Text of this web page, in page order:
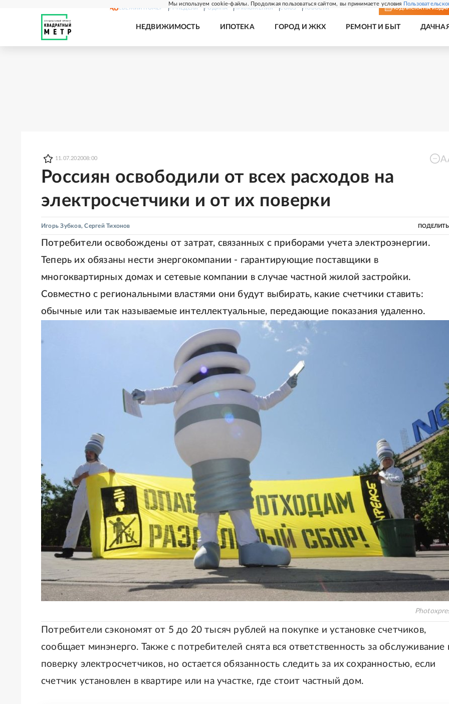
Мы используем cookie-файлы. Продолжая пользоваться сайтом, вы принимаете условия
СВЕЖИЙ НОМЕР РГ-НЕДЕЛЯ РОДИНА ПРИЛОЖЕНИЯ СОЮЗ НОВОСТИ ПОДПИСКА НА
НЕДВИЖИМОСТЬ ИПОТЕКА ГОРОД И ЖКХ РЕМОНТ И БЫТ
11.07.202008:00
Россиян освободили от всех расходов на
электросчетчики и от их поверки
Игорь Зубков,Сергей Тихонов
Потребители освобождены от затрат, связанных с приборами учета электроэнергии.
Теперь их обязаны нести энергокомпании - гарантирующие поставщики в
многоквартирных домах и сетевые компании в случае частной жилой застройки.
Совместно с региональными властями они будут выбирать, какие счетчики ставить:
обычные или так называемые интеллектуальные, передающие показания удаленно.
Потребители сэкономят от 5 до 20 тысяч рублей на покупке и установке счетчиков,
сообщает минэнерго. Также с потребителей снята вся ответственность за обслуживание
поверку электросчетчиков, но остается обязанность следить за их сохранностью, если
счетчик установлен в квартире или на участке, где стоит частный дом.